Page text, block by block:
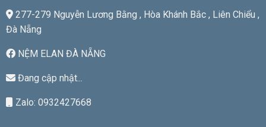
277-279 Nguyễn Lương Bằng , Hòa Khánh Bắc , Liên Chiểu ,
Đà Nẵng
NỆM ELAN ĐÀ NẴNG
Đang cập nhật...
Zalo: 0932427668